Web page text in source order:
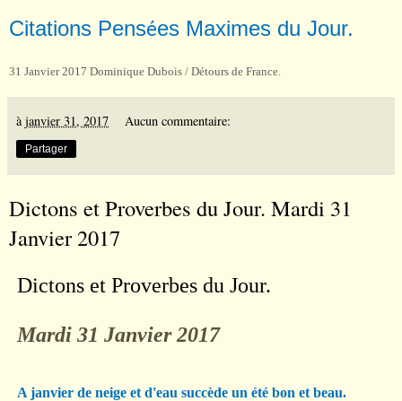
Citations Pensées Maximes du Jour.
31 Janvier 2017 Dominique Dubois / Détours de France.
àjanvier 31, 2017 Aucun commentaire:
Partager
Dictons et Proverbes du Jour. Mardi 31
Janvier 2017
Dictons et Proverbes du Jour.
Mardi 31 Janvier 2017
A janvier de neige et d'eau succède un été bon et beau.